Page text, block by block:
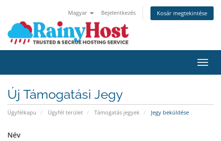
Magyar Bejelentkezés Kosár megtekintése
Új Támogatási Jegy
Ügyfélkapu Ügyfél terület Támogatás jegyek Jegy beküldése
Név